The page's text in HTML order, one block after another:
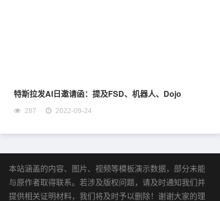
特斯拉发AI日邀请函：提及FSD、机器人、Dojo
287 2022-09-24
本站涵盖的内容、图片、视频等模板演示数据，部分未能
与原作者取得联系。若涉及版权问题，请及时通知我们并
提供相关证明材料，我们将及时予以删除！谢谢大家的理